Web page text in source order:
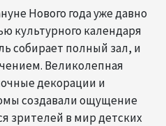
Нового года уже давно
культурного календаря
собирает полный зал, и
Великолепная
декорации и
создавали ощущение
зрителей в мир детских